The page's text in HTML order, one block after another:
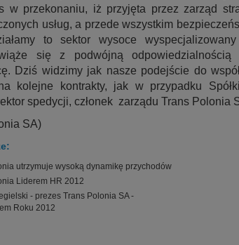
w przekonaniu, iż przyjęta przez zarząd
usług, a przede wszystkim
to sektor wysoce
wiąże się z podwójną
Dziś widzimy jak nasze podejście do
kolejne kontrakty, jak w przypadku
spedycji, członek zarządu Trans Polonia
SA)
utrzymuje wysoką dynamikę przychodów
Liderem HR 2012
- prezes Trans Polonia SA -
Roku 2012